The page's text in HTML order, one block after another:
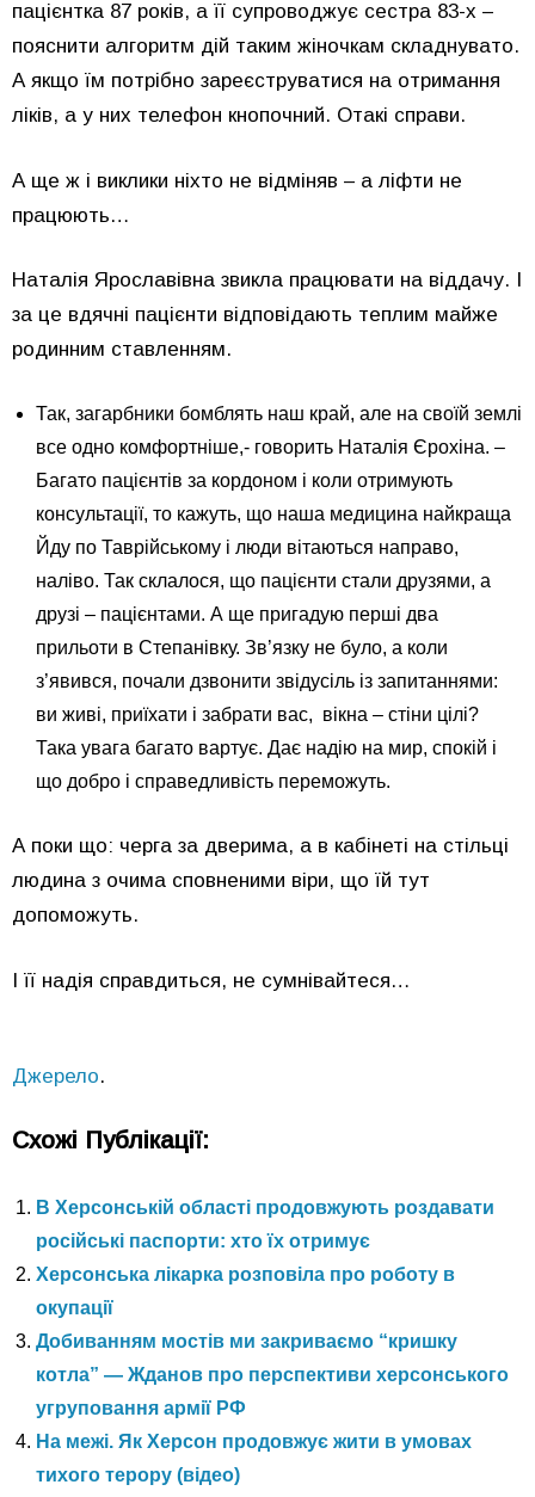
пацієнтка 87 років, а її супроводжує сестра 83-х –
пояснити алгоритм дій таким жіночкам складнувато.
А якщо їм потрібно зареєструватися на отримання
ліків, а у них телефон кнопочний. Отакі справи.
А ще ж і виклики ніхто не відміняв – а ліфти не
працюють…
Наталія Ярославівна звикла працювати на віддачу. І
за це вдячні пацієнти відповідають теплим майже
родинним ставленням.
Так, загарбники бомблять наш край, але на своїй землі
все одно комфортніше,- говорить Наталія Єрохіна. –
Багато пацієнтів за кордоном і коли отримують
консультації, то кажуть, що наша медицина найкраща
Йду по Таврійському і люди вітаються направо,
наліво. Так склалося, що пацієнти стали друзями, а
друзі – пацієнтами. А ще пригадую перші два
прильоти в Степанівку. Зв’язку не було, а коли
з’явився, почали дзвонити звідусіль із запитаннями:
ви живі, приїхати і забрати вас, вікна – стіни цілі?
Така увага багато вартує. Дає надію на мир, спокій і
що добро і справедливість переможуть.
А поки що: черга за дверима, а в кабінеті на стільці
людина з очима сповненими віри, що їй тут
допоможуть.
І її надія справдиться, не сумнівайтеся…
Джерело.
Схожі Публікації:
В Херсонській області продовжують роздавати
російські паспорти: хто їх отримує
Херсонська лікарка розповіла про роботу в
окупації
Добиванням мостів ми закриваємо “кришку
котла” — Жданов про перспективи херсонського
угруповання армії РФ
На межі. Як Херсон продовжує жити в умовах
тихого терору (відео)